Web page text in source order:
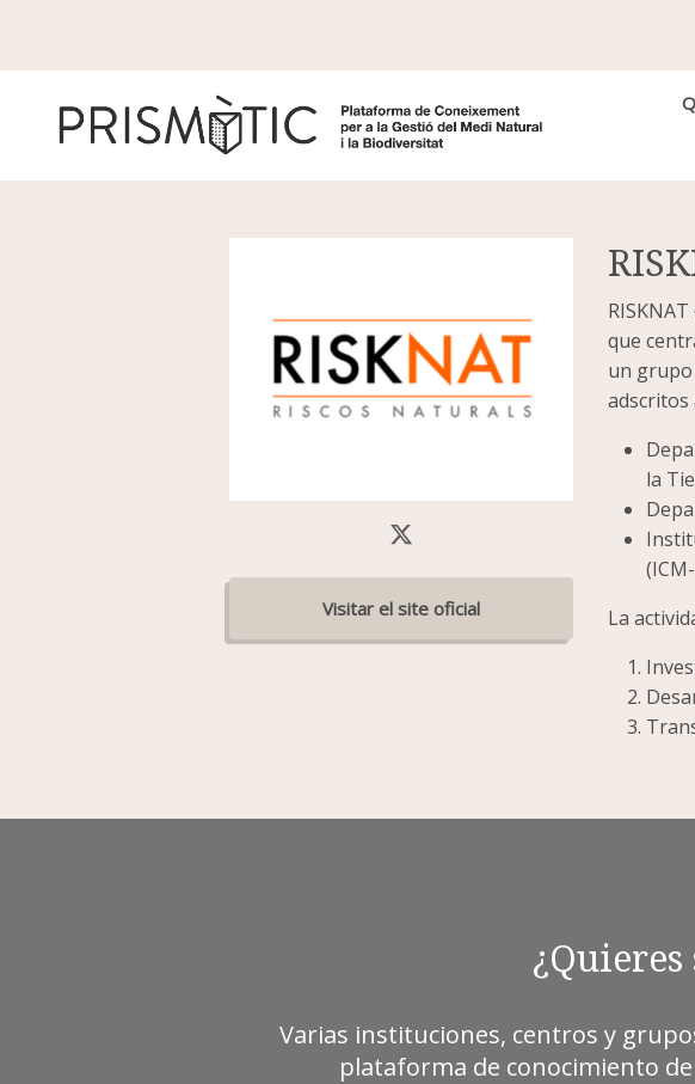
que
un
adscritos
la
La
Varias instituciones, centros y
plataforma de conocimiento